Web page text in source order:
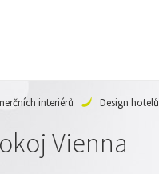
interiérů Design hotelů
Vienna